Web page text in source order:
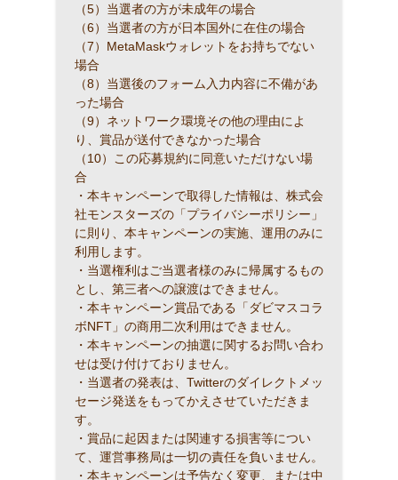
（5）当選者の方が未成年の場合
（6）当選者の方が日本国外に在住の場合
（7）MetaMaskウォレットをお持ちでない
場合
（8）当選後のフォーム入力内容に不備があ
った場合
（9）ネットワーク環境その他の理由によ
り、賞品が送付できなかった場合
（10）この応募規約に同意いただけない場
合
・本キャンペーンで取得した情報は、株式会
社モンスターズの「プライバシーポリシー」
に則り、本キャンペーンの実施、運用のみに
利用します。
・当選権利はご当選者様のみに帰属するもの
とし、第三者への譲渡はできません。
・本キャンペーン賞品である「ダビマスコラ
ボNFT」の商用二次利用はできません。
・本キャンペーンの抽選に関するお問い合わ
せは受け付けておりません。
・当選者の発表は、Twitterのダイレクトメッ
セージ発送をもってかえさせていただきま
す。
・賞品に起因または関連する損害等につい
て、運営事務局は一切の責任を負いません。
・本キャンペーンは予告なく変更、または中